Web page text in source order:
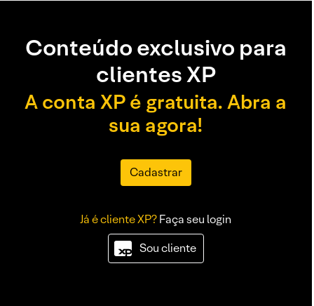
Conteúdo exclusivo para
clientes XP
A conta XP é gratuita. Abra a
sua agora!
Cadastrar
Já é cliente XP?Faça seu login
Sou cliente